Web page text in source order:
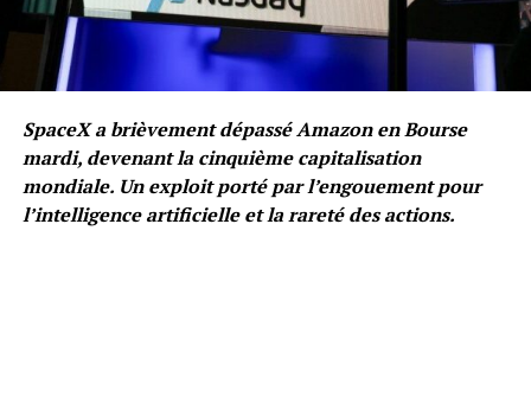
SpaceX a brièvement dépassé Amazon en Bourse
mardi, devenant la cinquième capitalisation
mondiale. Un exploit porté par l’engouement pour
l’intelligence artificielle et la rareté des actions.